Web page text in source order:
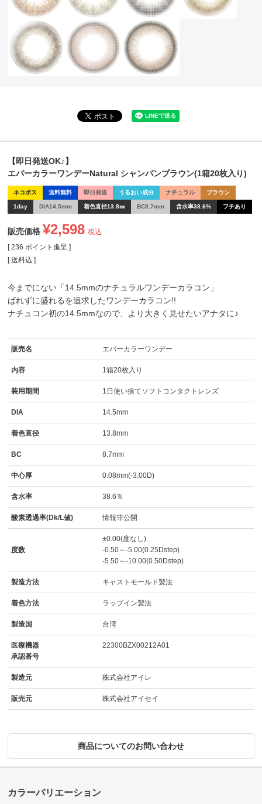
【即日発送OK♪】
エバーカラーワンデーNatural シャンパンブラウン(1箱20枚入り)
ネコポス 送料無料 即日発送 うるおい成分 ナチュラル ブラウン
1day DIA14.5mm 着色直径13.8㎜ BC8.7mm 含水率38.6% フチあり
販売価格 ¥2,598 税込
[ 236 ポイント進呈 ]
送料込
今までにない「14.5mmのナチュラルワンデーカラコン」
ばれずに盛れるを追求したワンデーカラコン!!
ナチュコン初の14.5mmなので、より大きく見せたいアナタに♪
販売名 エバーカラーワンデー
内容 1箱20枚入り
装用期間 1日使い捨てソフトコンタクトレンズ
DIA 14.5mm
着色直径 13.8mm
BC 8.7mm
中心厚 0.08mm(-3.00D)
含水率 38.6％
酸素透過率(Dk/L値) 情報非公開
度数
±0.00(度なし)
-0.50～-5.00(0.25Dstep)
-5.50～-10.00(0.50Dstep)
製造方法 キャストモールド製法
着色方法 ラップイン製法
製造国 台湾
医療機器
承認番号
22300BZX00212A01
製造元 株式会社アイレ
販売元 株式会社アイセイ
商品についてのお問い合わせ